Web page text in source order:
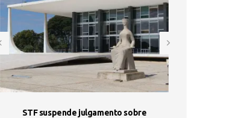
STF suspende julgamento sobre